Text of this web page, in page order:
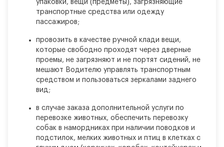
упаковки, вещи (предметы), загрязняющие
транспортные средства или одежду
пассажиров;
провозить в качестве ручной клади вещи,
которые свободно проходят через дверные
проемы, не загрязняют и не портят сидений, не
мешают Водителю управлять транспортным
средством и пользоваться зеркалами заднего
вид;
в случае заказа дополнительной услуги по
перевозке животных, обеспечить перевозку
собак в намордниках при наличии поводков и
подстилок, мелких животных и птиц в клетках с